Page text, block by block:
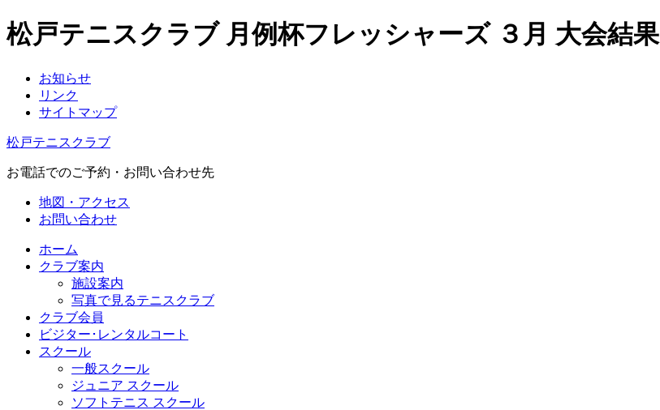
松戸テニスクラブ 月例杯フレッシャーズ ３月 大会結果
お知らせ
リンク
サイトマップ
松戸テニスクラブ
お電話でのご予約・お問い合わせ先
地図・アクセス
お問い合わせ
ホーム
クラブ案内
施設案内
写真で見るテニスクラブ
クラブ会員
ビジター･レンタルコート
スクール
一般スクール
ジュニア スクール
ソフトテニス スクール